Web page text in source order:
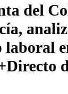
del
laboral